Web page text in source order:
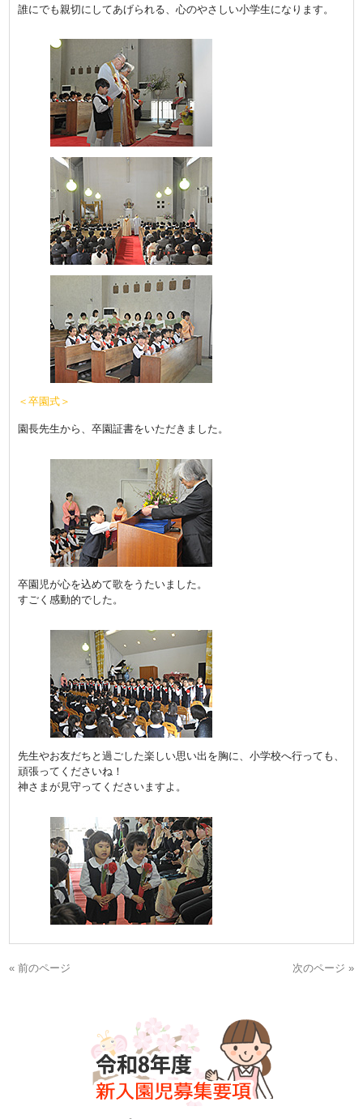
誰にでも親切にしてあげられる、心のやさしい小学生になります。
＜卒園式＞
園長先生から、卒園証書をいただきました。
卒園児が心を込めて歌をうたいました。
すごく感動的でした。
先生やお友だちと過ごした楽しい思い出を胸に、小学校へ行っても、
頑張ってくださいね！
神さまが見守ってくださいますよ。
« 前のページ 次のページ »